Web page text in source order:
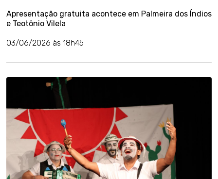
Apresentação gratuita acontece em Palmeira dos Índios
e Teotônio Vilela
03/06/2026 às 18h45